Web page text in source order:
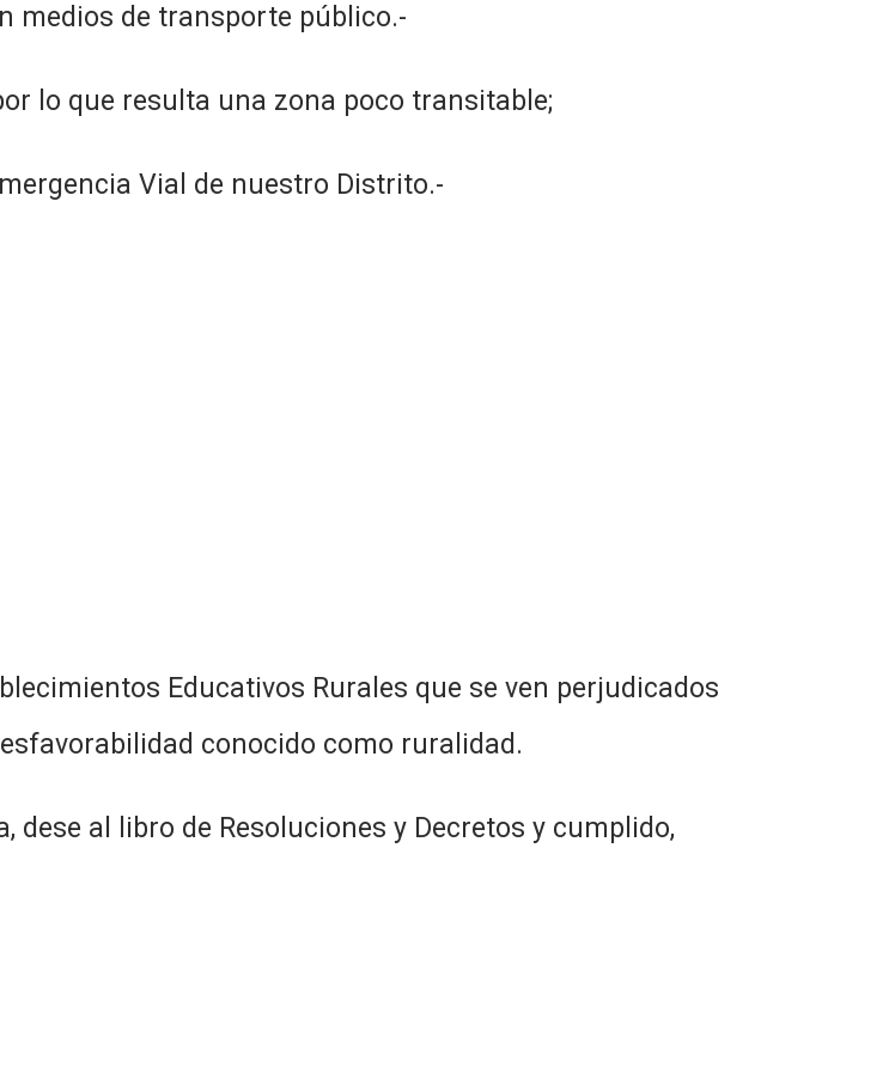
medios de transporte público.-
lo que resulta una zona poco transitable;
Vial de nuestro Distrito.-
Educativos Rurales que se ven perjudicados
conocido como ruralidad.
al libro de Resoluciones y Decretos y cumplido,